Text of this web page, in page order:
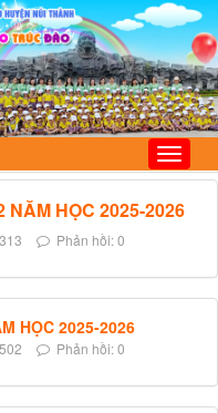
HỌC 2025-2026
Phản hồi: 0
HỌC 2025-2026
Phản hồi: 0